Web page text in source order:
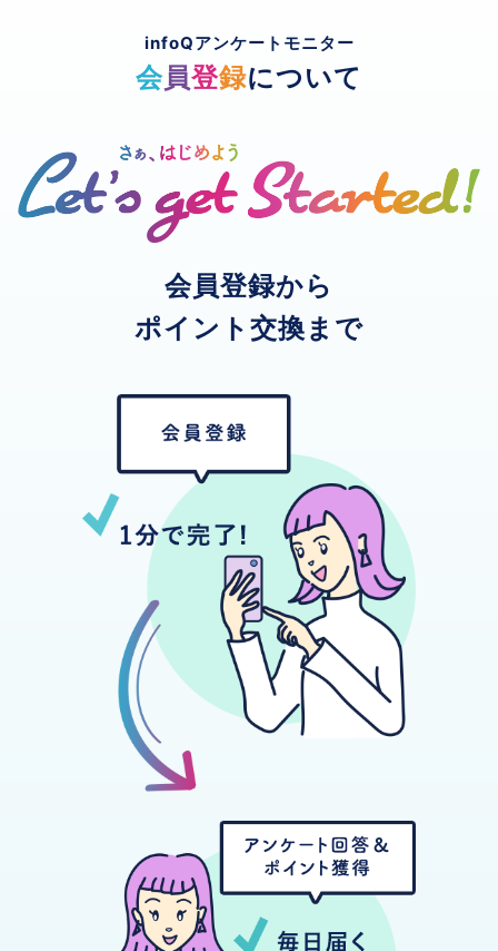
infoQアンケートモニター
会員登録について
会員登録から
ポイント交換まで